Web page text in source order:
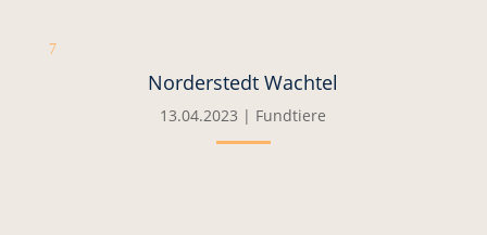
7
Norderstedt Wachtel
13.04.2023 | Fundtiere